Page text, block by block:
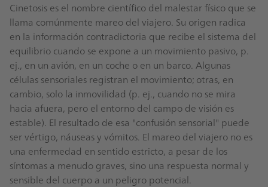
Cinetosis es el nombre científico del malestar físico que se
llama comúnmente mareo del viajero. Su origen radica
en la información contradictoria que recibe el sistema del
equilibrio cuando se expone a un movimiento pasivo, p.
ej., en un avión, en un coche o en un barco. Algunas
células sensoriales registran el movimiento; otras, en
cambio, solo la inmovilidad (p. ej., cuando no se mira
hacia afuera, pero el entorno del campo de visión es
estable). El resultado de esa "confusión sensorial" puede
ser vértigo, náuseas y vómitos. El mareo del viajero no es
una enfermedad en sentido estricto, a pesar de los
síntomas a menudo graves, sino una respuesta normal y
sensible del cuerpo a un peligro potencial.